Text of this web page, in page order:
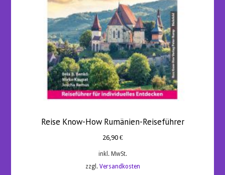
Reise Know-How Rumänien-Reiseführer
26,90 €
inkl. MwSt.
zzgl. Versandkosten